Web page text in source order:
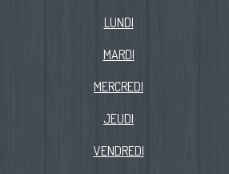
LUNDI
MARDI
MERCREDI
JEUDI
VENDREDI